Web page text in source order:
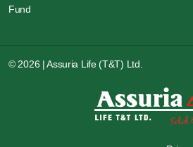
Fund
© 2026 | Assuria Life (T&T) Ltd.